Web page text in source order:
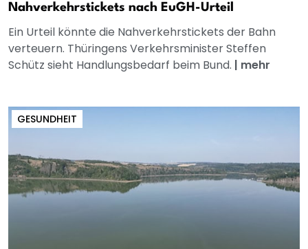
Nahverkehrstickets nach EuGH-Urteil
Ein Urteil könnte die Nahverkehrstickets der Bahn
verteuern. Thüringens Verkehrsminister Steffen
Schütz sieht Handlungsbedarf beim Bund. | mehr
GESUNDHEIT